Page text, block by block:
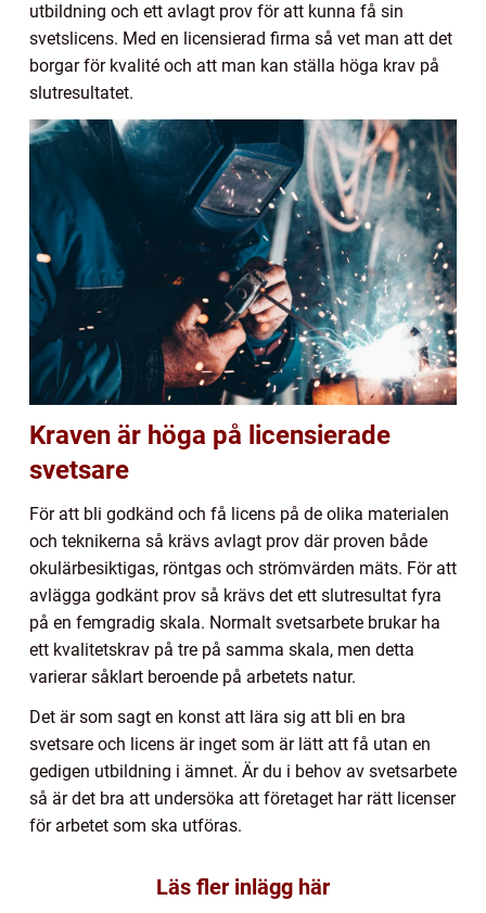
utbildning och ett avlagt prov för att kunna få sin
svetslicens. Med en licensierad firma så vet man att det
borgar för kvalité och att man kan ställa höga krav på
slutresultatet.
Kraven är höga på licensierade
svetsare
För att bli godkänd och få licens på de olika materialen
och teknikerna så krävs avlagt prov där proven både
okulärbesiktigas, röntgas och strömvärden mäts. För att
avlägga godkänt prov så krävs det ett slutresultat fyra
på en femgradig skala. Normalt svetsarbete brukar ha
ett kvalitetskrav på tre på samma skala, men detta
varierar såklart beroende på arbetets natur.
Det är som sagt en konst att lära sig att bli en bra
svetsare och licens är inget som är lätt att få utan en
gedigen utbildning i ämnet. Är du i behov av svetsarbete
så är det bra att undersöka att företaget har rätt licenser
för arbetet som ska utföras.
Läs fler inlägg här